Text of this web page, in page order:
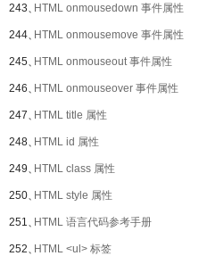
243、HTML onmousedown 事件属性
244、HTML onmousemove 事件属性
245、HTML onmouseout 事件属性
246、HTML onmouseover 事件属性
247、HTML title 属性
248、HTML id 属性
249、HTML class 属性
250、HTML style 属性
251、HTML 语言代码参考手册
252、HTML <ul> 标签